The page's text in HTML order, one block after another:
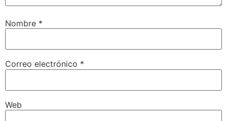
Nombre *
Correo electrónico *
Web